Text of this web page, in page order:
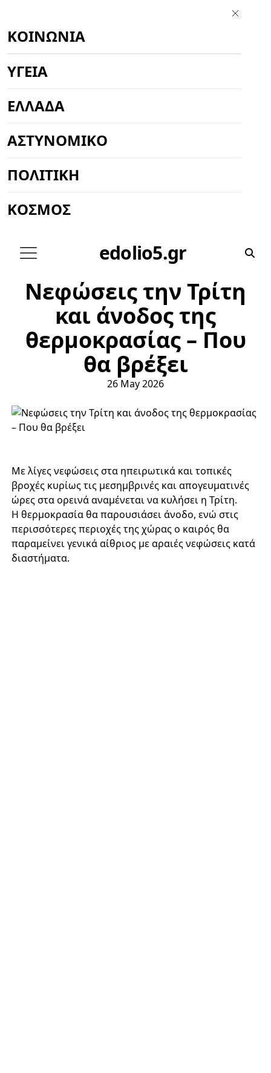
ΚΟΙΝΩΝΊΑ
ΥΓΕΊΑ
ΕΛΛΆΔΑ
ΑΣΤΥΝΟΜΙΚΌ
ΠΟΛΙΤΙΚΉ
ΚΌΣΜΟΣ
edolio5.gr
Νεφώσεις την Τρίτη
και άνοδος της
θερμοκρασίας – Που
θα βρέξει
26 May 2026
Με λίγες νεφώσεις στα ηπειρωτικά και τοπικές
βροχές κυρίως τις μεσημβρινές και απογευματινές
ώρες στα ορεινά αναμένεται να κυλήσει η Τρίτη.
Η θερμοκρασία θα παρουσιάσει άνοδο, ενώ στις
περισσότερες περιοχές της χώρας ο καιρός θα
παραμείνει γενικά αίθριος με αραιές νεφώσεις κατά
διαστήματα.